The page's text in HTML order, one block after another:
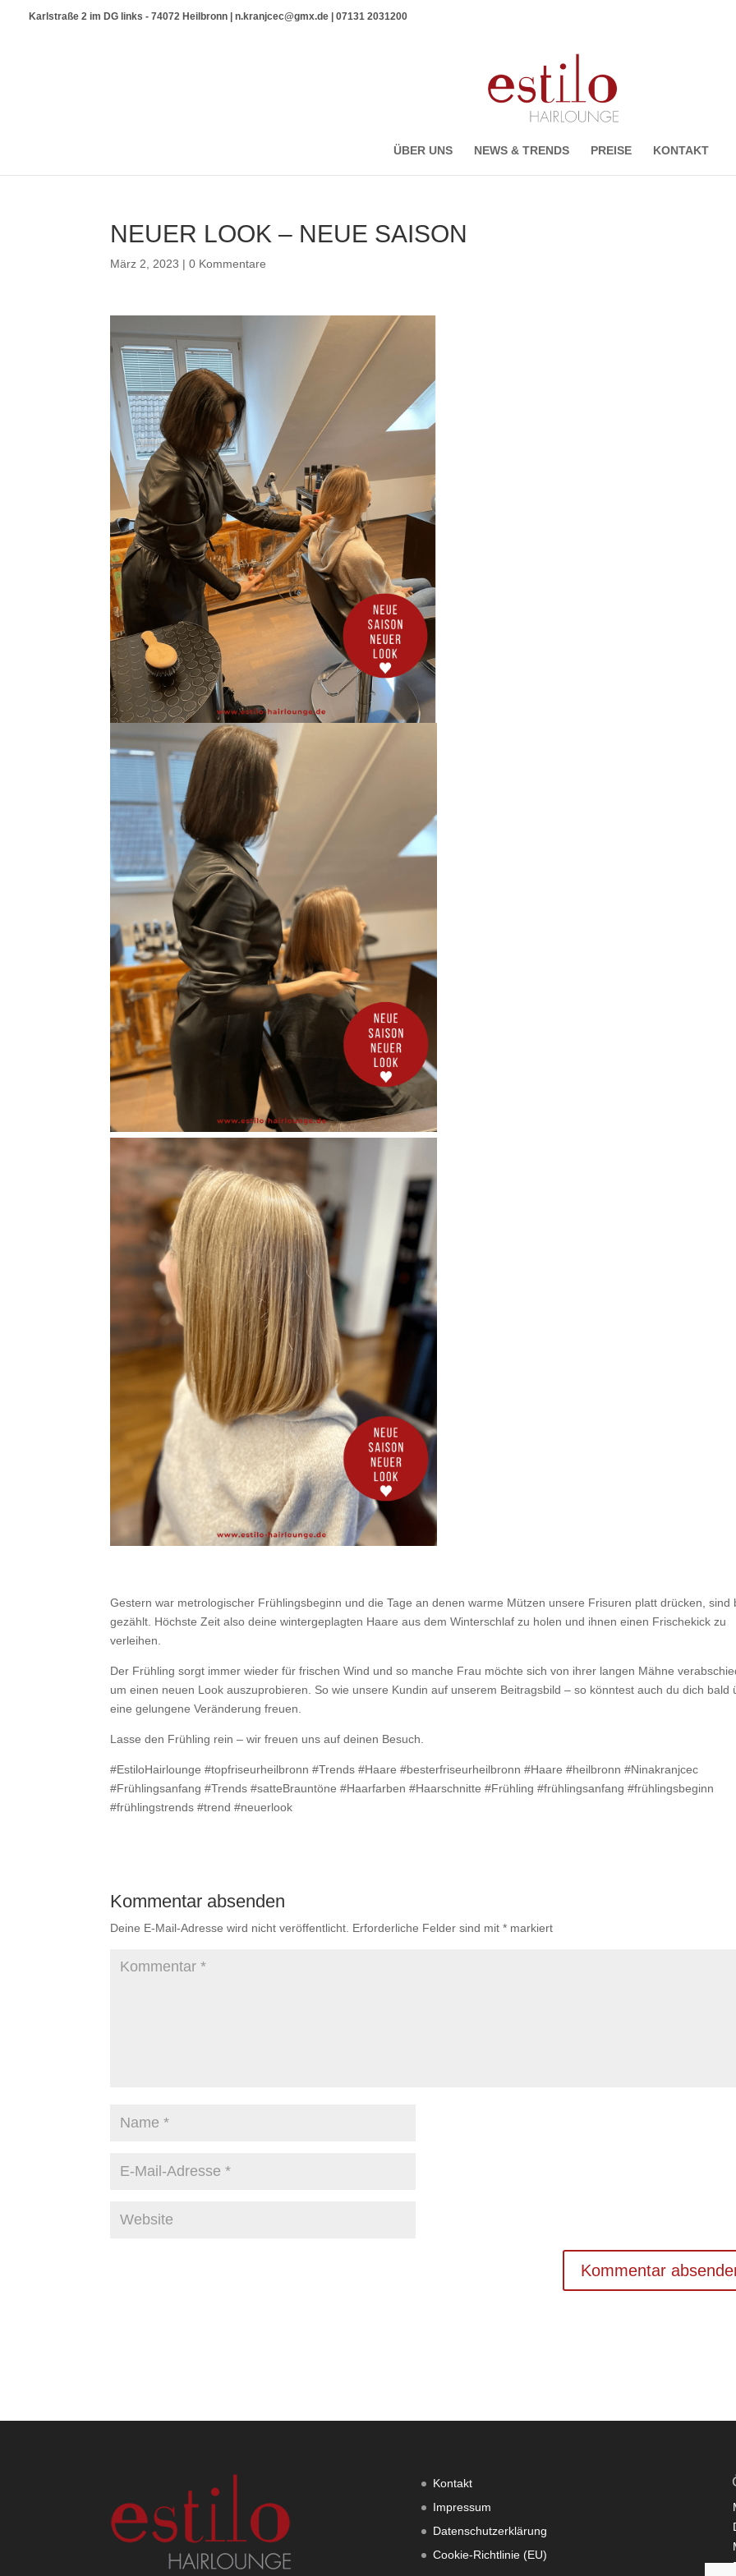
Karlstraße 2 im DG links - 74072 Heilbronn | n.kranjcec@gmx.de | 07131 2031200
ÜBER UNS NEWS & TRENDS PREISE KONTAKT
NEUER LOOK – NEUE SAISON
März 2, 2023 |0 Kommentare
Gestern war metrologischer Frühlingsbeginn und die Tage an denen warme Mützen unsere Frisuren platt drücken, sind
gezählt. Höchste Zeit also deine wintergeplagten Haare aus dem Winterschlaf zu holen und ihnen einen Frischekick zu
verleihen.
Der Frühling sorgt immer wieder für frischen Wind und so manche Frau möchte sich von ihrer langen Mähne
um einen neuen Look auszuprobieren. So wie unsere Kundin auf unserem Beitragsbild – so könntest auch du dich bald
eine gelungene Veränderung freuen.
Lasse den Frühling rein – wir freuen uns auf deinen Besuch.
#EstiloHairlounge #topfriseurheilbronn #Trends #Haare #besterfriseurheilbronn #Haare #heilbronn #Ninakranjcec
#Frühlingsanfang #Trends #satteBrauntöne #Haarfarben #Haarschnitte #Frühling #frühlingsanfang #frühlingsbeginn
#frühlingstrends #trend #neuerlook
Kommentar absenden
Deine E-Mail-Adresse wird nicht veröffentlicht. Erforderliche Felder sind mit* markiert
Kontakt
Impressum
Datenschutzerklärung
Cookie-Richtlinie (EU)